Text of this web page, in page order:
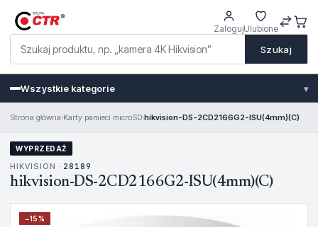
Szukaj
ZalogujUlubione
Wszystkie kategorie ▾
Strona główna›Karty pamieci microSD›hikvision-DS-2CD2166G2-ISU(4mm)(C)
WYPRZEDAŻ
HIKVISION · 28189
hikvision-DS-2CD2166G2-ISU(4mm)(C)
−15%